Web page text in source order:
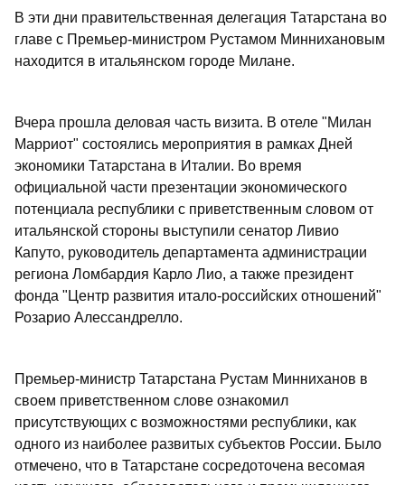
В эти дни правительственная делегация Татарстана во
главе с Премьер-министром Рустамом Миннихановым
находится в итальянском городе Милане.
Вчера прошла деловая часть визита. В отеле "Милан
Марриот" состоялись мероприятия в рамках Дней
экономики Татарстана в Италии. Во время
официальной части презентации экономического
потенциала республики с приветственным словом от
итальянской стороны выступили сенатор Ливио
Капуто, руководитель департамента администрации
региона Ломбардия Карло Лио, а также президент
фонда "Центр развития итало-российских отношений"
Розарио Алессандрелло.
Премьер-министр Татарстана Рустам Минниханов в
своем приветственном слове ознакомил
присутствующих с возможностями республики, как
одного из наиболее развитых субъектов России. Было
отмечено, что в Татарстане сосредоточена весомая